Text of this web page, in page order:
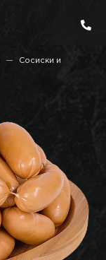
Сосиски и